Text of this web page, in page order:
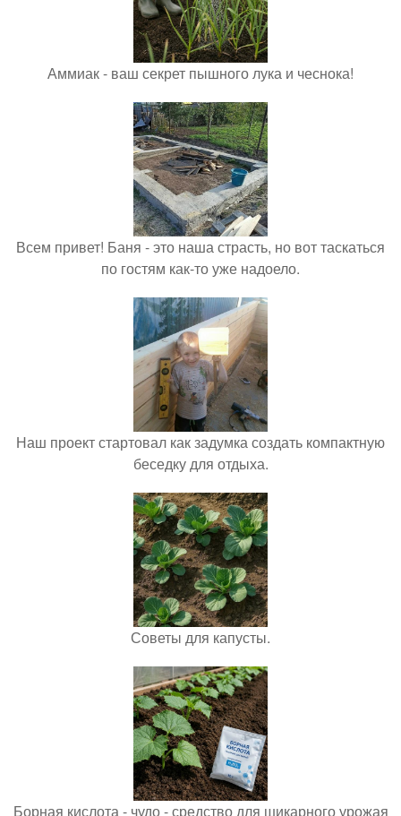
Аммиак - ваш секрет пышного лука и чеснока!
Всем привет! Баня - это наша страсть, но вот таскаться
по гостям как-то уже надоело.
Наш проект стартовал как задумка создать компактную
беседку для отдыха.
Советы для капусты.
Борная кислота - чудо - средство для шикарного урожая